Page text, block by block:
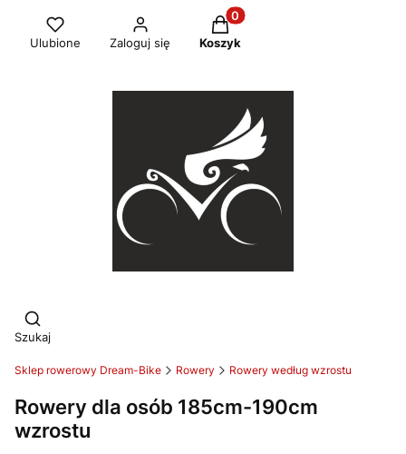
Ulubione Zaloguj się
Produkty w koszyku: 0.
Koszyk
Otwórz wyszukiwarkę
Szukaj
Sklep rowerowy Dream-Bike Rowery Rowery według wzrostu
Rowery dla osób 185cm-190cm
wzrostu